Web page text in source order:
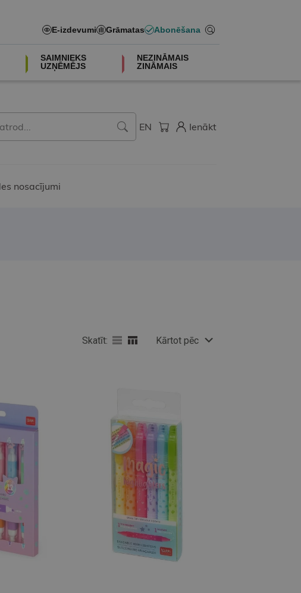
E-izdevumi Grāmatas Abonēšana
SAIMNIEKS
UZŅĒMĒJS
NEZINĀMAIS
ZINĀMAIS
EN Ienākt
nosacījumi
Skatīt: Kārtot pēc